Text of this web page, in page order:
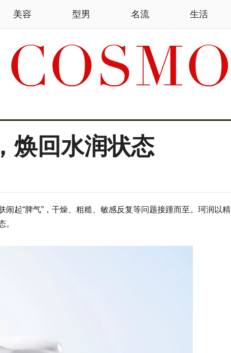
美容 型男 名流 生活
焕回水润状态
起“脾气”，干燥、粗糙、敏感反复等问题接踵而至。珂润以精
。